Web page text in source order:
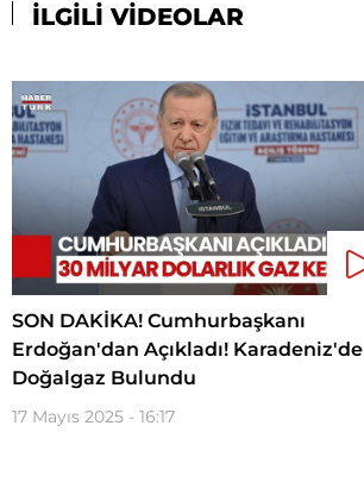
İLGİLİ VİDEOLAR
SON DAKİKA! Cumhurbaşkanı
Erdoğan'dan Açıkladı! Karadeniz'de
Doğalgaz Bulundu
17 Mayıs 2025 - 16:17